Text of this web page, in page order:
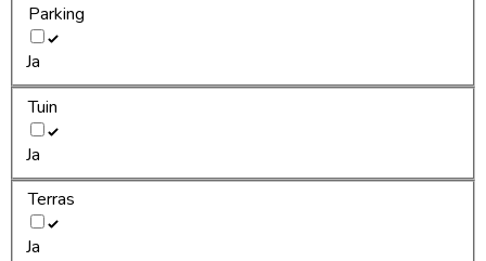
Parking
Ja
Tuin
Ja
Terras
Ja